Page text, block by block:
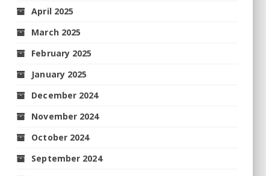
April 2025
March 2025
February 2025
January 2025
December 2024
November 2024
October 2024
September 2024